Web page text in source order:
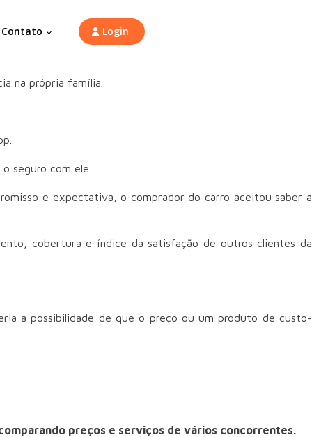
Contato Login
na própria família.
seguro com ele.
e expectativa, o comprador do carro aceitou saber a
cobertura e índice da satisfação de outros clientes da
a possibilidade de que o preço ou um produto de custo-
preços e serviços de vários concorrentes.